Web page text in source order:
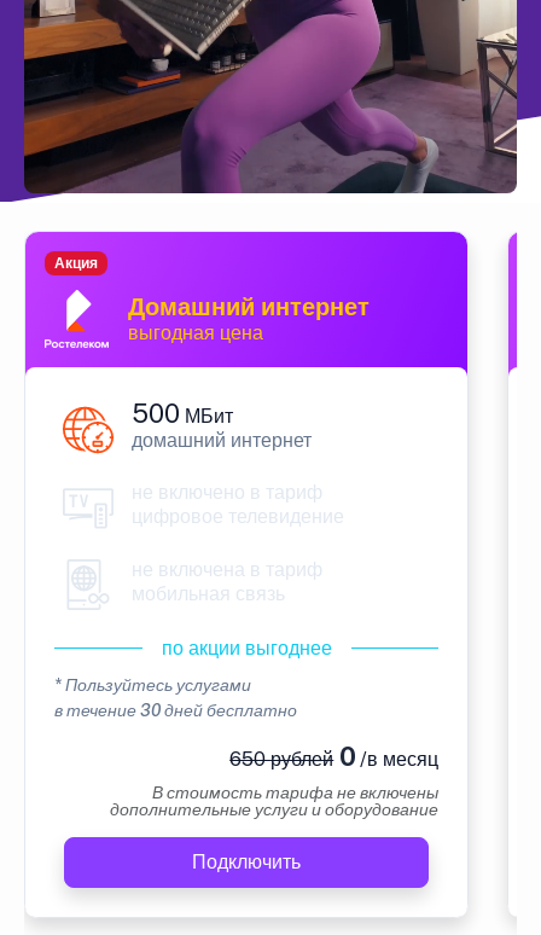
Домашний интернет
выгодная цена
Акция
500 МБит
домашний интернет
не включено в тариф
цифровое телевидение
не включена в тариф
мобильная связь
по акции выгоднее
* Пользуйтесь услугами
в течение 30 дней бесплатно
650 рублей0 /в месяц
В стоимость тарифа не включены
дополнительные услуги и оборудование
Подключить